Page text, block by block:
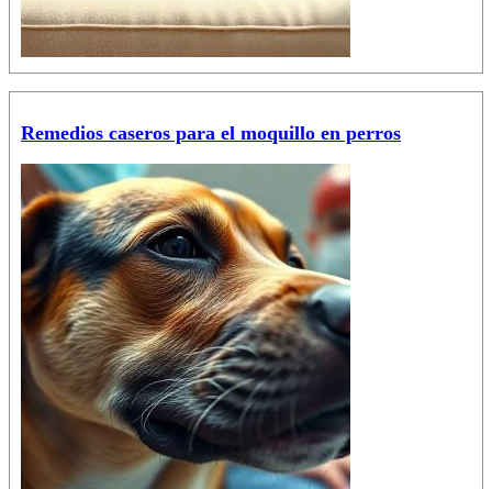
Remedios caseros para el moquillo en perros